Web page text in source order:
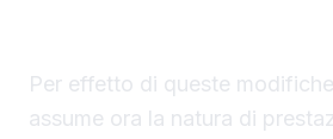
Per effetto di queste
assume ora la natura di